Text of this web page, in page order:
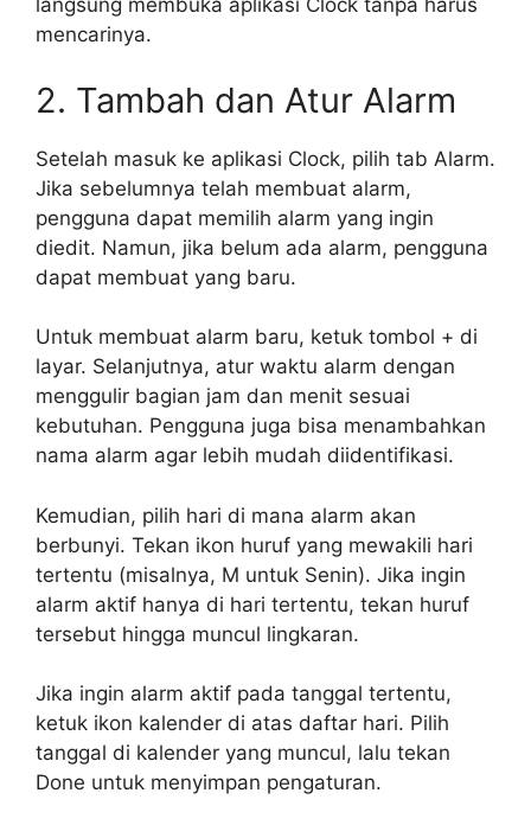
langsung membuka aplikasi Clock tanpa harus
mencarinya.
2. Tambah dan Atur Alarm
Setelah masuk ke aplikasi Clock, pilih tab Alarm.
Jika sebelumnya telah membuat alarm,
pengguna dapat memilih alarm yang ingin
diedit. Namun, jika belum ada alarm, pengguna
dapat membuat yang baru.
Untuk membuat alarm baru, ketuk tombol + di
layar. Selanjutnya, atur waktu alarm dengan
menggulir bagian jam dan menit sesuai
kebutuhan. Pengguna juga bisa menambahkan
nama alarm agar lebih mudah diidentifikasi.
Kemudian, pilih hari di mana alarm akan
berbunyi. Tekan ikon huruf yang mewakili hari
tertentu (misalnya, M untuk Senin). Jika ingin
alarm aktif hanya di hari tertentu, tekan huruf
tersebut hingga muncul lingkaran.
Jika ingin alarm aktif pada tanggal tertentu,
ketuk ikon kalender di atas daftar hari. Pilih
tanggal di kalender yang muncul, lalu tekan
Done untuk menyimpan pengaturan.